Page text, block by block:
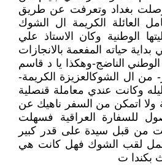
وصلت بغداد وتعرفت عن طريق
العائلة الكريمة ال الشوك
الوطنية وكان الاستاذ علي
حياته المفعمة بالانجازات
الوطني الناضج-وهكذا يا د قاسم
من ال الشوكالعزيزة الكريمة-
وكانت عندي معاملة قنصلية
ولا اتمكن من السفر ناهيك عن
للسفارة العراقية فسهلت
من قبل سيدة على قدر كبير
لقب الشوك فهل كانت هي
بكندا ت